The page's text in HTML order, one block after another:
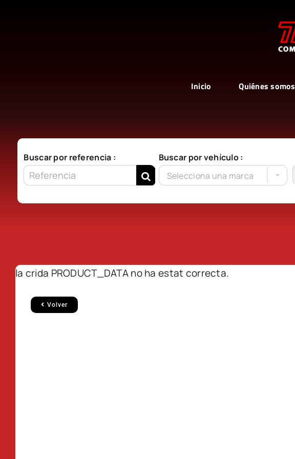
Inicio Quiénes somos
Buscar por referencia :
Buscar por vehículo :
Selecciona una marca
la crida PRODUCT_DATA no ha estat correcta.
Volver